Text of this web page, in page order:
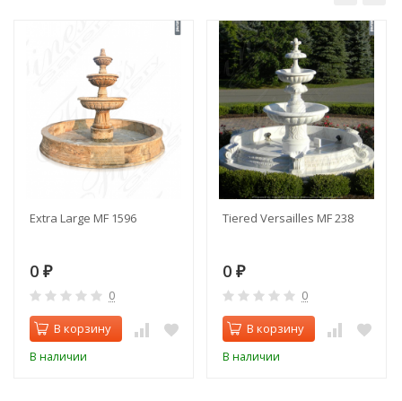
Extra Large MF 1596
0 ₽
0
В корзину
В наличии
Tiered Versailles MF 238
0 ₽
0
В корзину
В наличии